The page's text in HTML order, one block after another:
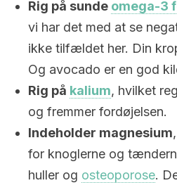
Rig på sunde omega-3
vi har det med at se
ikke tilfældet her. Din
Og avocado er en god
Rig på kalium, hvilket
og fremmer fordøjelsen.
Indeholder magnesium
for knoglerne og
huller og osteoporose.